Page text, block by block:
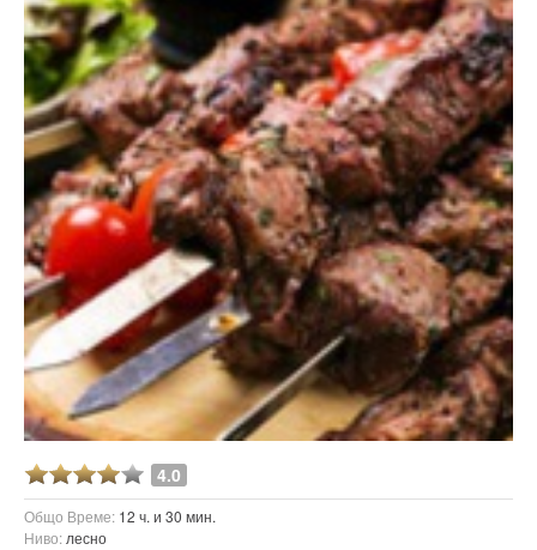
4.0
Общо Време: 12 ч. и 30 мин.
Ниво: лесно